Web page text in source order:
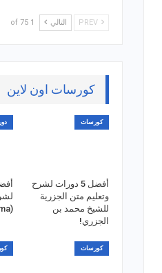
التالي 1 of 75
كورسات اون لاين
كورسات
أفضل 5 دورات لشرح
وتعليم متن الجزرية
للشيخ محمد بن
الجزري!
(Figma) من الصفر…
كورسات